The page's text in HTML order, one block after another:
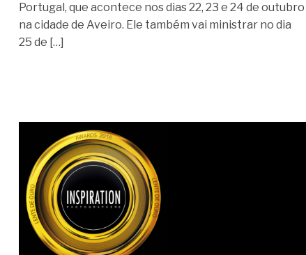
Portugal, que acontece nos dias 22, 23 e 24 de outubro
na cidade de Aveiro. Ele também vai ministrar no dia
25 de […]